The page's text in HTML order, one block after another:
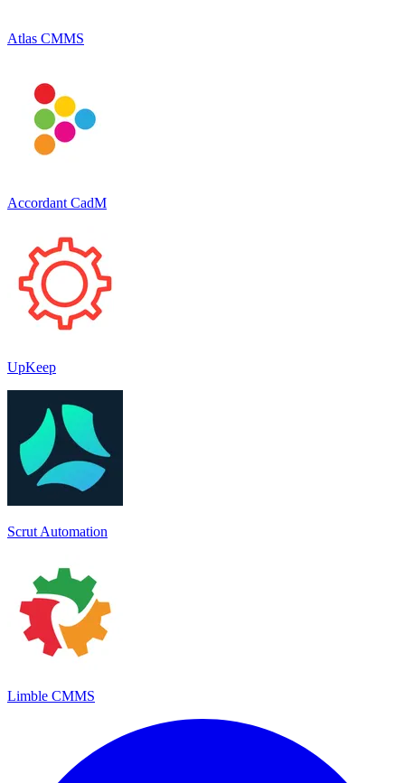
Atlas CMMS
Accordant CadM
UpKeep
Scrut Automation
Limble CMMS